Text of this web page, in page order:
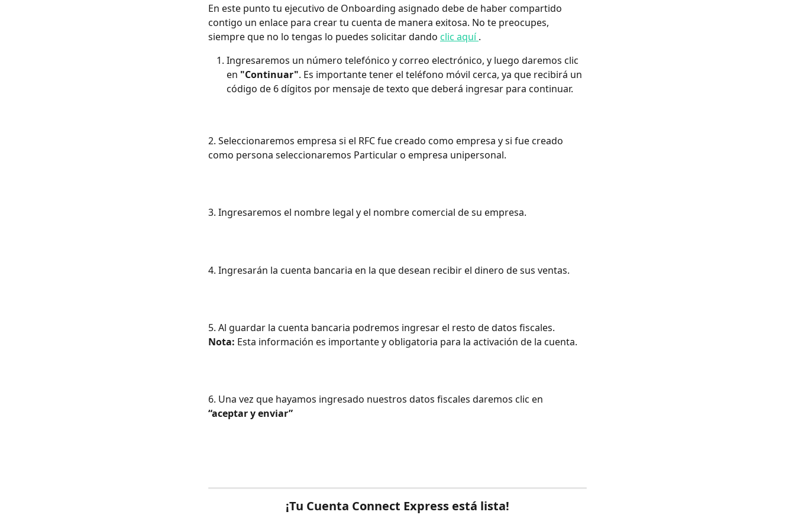
En este punto tu ejecutivo de Onboarding asignado debe de haber compartido
contigo un enlace para crear tu cuenta de manera exitosa. No te preocupes,
siempre que no lo tengas lo puedes solicitar dando clic aquí .
Ingresaremos un número telefónico y correo electrónico, y luego daremos clic
en "Continuar". Es importante tener el teléfono móvil cerca, ya que recibirá un
código de 6 dígitos por mensaje de texto que deberá ingresar para continuar.
2. Seleccionaremos empresa si el RFC fue creado como empresa y si fue creado
como persona seleccionaremos Particular o empresa unipersonal.
3. Ingresaremos el nombre legal y el nombre comercial de su empresa.
4. Ingresarán la cuenta bancaria en la que desean recibir el dinero de sus ventas.
5. Al guardar la cuenta bancaria podremos ingresar el resto de datos fiscales.
Nota: Esta información es importante y obligatoria para la activación de la cuenta.
6. Una vez que hayamos ingresado nuestros datos fiscales daremos clic en
“aceptar y enviar”
¡Tu Cuenta Connect Express está lista!